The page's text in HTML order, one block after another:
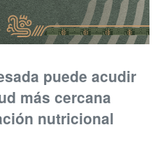
puede acudir
más cercana
nutricional